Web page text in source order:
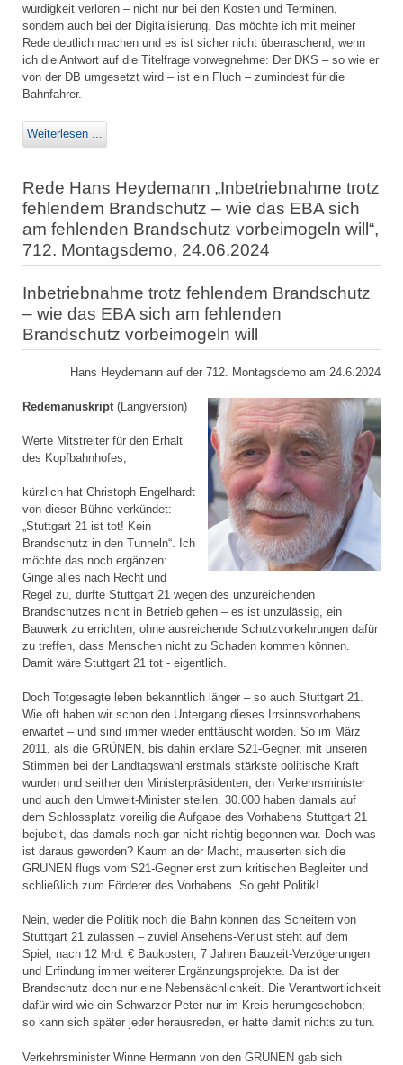
würdigkeit verloren – nicht nur bei den Kosten und Terminen,
sondern auch bei der Digitalisierung. Das möchte ich mit meiner
Rede deutlich machen und es ist sicher nicht überraschend, wenn
ich die Antwort auf die Titelfrage vorwegnehme: Der DKS – so wie er
von der DB umgesetzt wird – ist ein Fluch – zumindest für die
Bahnfahrer.
Weiterlesen ...
Rede Hans Heydemann „Inbetriebnahme trotz
fehlendem Brandschutz – wie das EBA sich
am fehlenden Brandschutz vorbeimogeln will“,
712. Montagsdemo, 24.06.2024
Inbetriebnahme trotz fehlendem Brandschutz
– wie das EBA sich am fehlenden
Brandschutz vorbeimogeln will
Hans Heydemann auf der 712. Montagsdemo am 24.6.2024
Redemanuskript (Langversion)
Werte Mitstreiter für den Erhalt
des Kopfbahnhofes,
kürzlich hat Christoph Engelhardt
von dieser Bühne verkündet:
„Stuttgart 21 ist tot! Kein
Brandschutz in den Tunneln“. Ich
möchte das noch ergänzen:
Ginge alles nach Recht und
Regel zu, dürfte Stuttgart 21 wegen des unzureichenden
Brandschutzes nicht in Betrieb gehen – es ist unzulässig, ein
Bauwerk zu errichten, ohne ausreichende Schutzvorkehrungen dafür
zu treffen, dass Menschen nicht zu Schaden kommen können.
Damit wäre Stuttgart 21 tot - eigentlich.
Doch Totgesagte leben bekanntlich länger – so auch Stuttgart 21.
Wie oft haben wir schon den Untergang dieses Irrsinnsvorhabens
erwartet – und sind immer wieder enttäuscht worden. So im März
2011, als die GRÜNEN, bis dahin erkläre S21-Gegner, mit unseren
Stimmen bei der Landtagswahl erstmals stärkste politische Kraft
wurden und seither den Ministerpräsidenten, den Verkehrsminister
und auch den Umwelt-Minister stellen. 30.000 haben damals auf
dem Schlossplatz voreilig die Aufgabe des Vorhabens Stuttgart 21
bejubelt, das damals noch gar nicht richtig begonnen war. Doch was
ist daraus geworden? Kaum an der Macht, mauserten sich die
GRÜNEN flugs vom S21-Gegner erst zum kritischen Begleiter und
schließlich zum Förderer des Vorhabens. So geht Politik!
Nein, weder die Politik noch die Bahn können das Scheitern von
Stuttgart 21 zulassen – zuviel Ansehens-Verlust steht auf dem
Spiel, nach 12 Mrd. € Baukosten, 7 Jahren Bauzeit-Verzögerungen
und Erfindung immer weiterer Ergänzungsprojekte. Da ist der
Brandschutz doch nur eine Nebensächlichkeit. Die Verantwortlichkeit
dafür wird wie ein Schwarzer Peter nur im Kreis herumgeschoben;
so kann sich später jeder herausreden, er hatte damit nichts zu tun.
Verkehrsminister Winne Hermann von den GRÜNEN gab sich